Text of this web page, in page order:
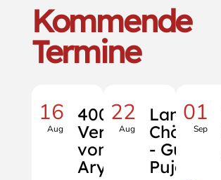
Kommende
Termine
16
Aug
400
Verse
von
Aryadeva
22
Aug
Lama
Chöpa
- Guru
Puja
01
Sep